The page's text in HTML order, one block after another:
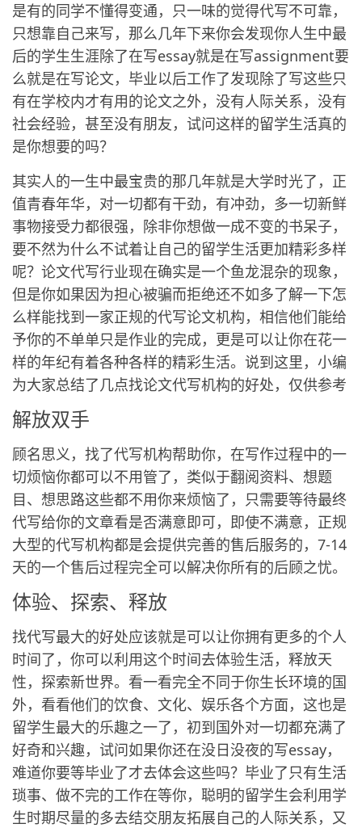
是有的同学不懂得变通，只一味的觉得代写不可靠，
只想靠自己来写，那么几年下来你会发现你人生中最
后的学生生涯除了在写essay就是在写assignment要
么就是在写论文，毕业以后工作了发现除了写这些只
有在学校内才有用的论文之外，没有人际关系，没有
社会经验，甚至没有朋友，试问这样的留学生活真的
是你想要的吗？
其实人的一生中最宝贵的那几年就是大学时光了，正
值青春年华，对一切都有干劲，有冲劲，多一切新鲜
事物接受力都很强，除非你想做一成不变的书呆子，
要不然为什么不试着让自己的留学生活更加精彩多样
呢？论文代写行业现在确实是一个鱼龙混杂的现象，
但是你如果因为担心被骗而拒绝还不如多了解一下怎
么样能找到一家正规的代写论文机构，相信他们能给
予你的不单单只是作业的完成，更是可以让你在花一
样的年纪有着各种各样的精彩生活。说到这里，小编
为大家总结了几点找论文代写机构的好处，仅供参考
解放双手
顾名思义，找了代写机构帮助你，在写作过程中的一
切烦恼你都可以不用管了，类似于翻阅资料、想题
目、想思路这些都不用你来烦恼了，只需要等待最终
代写给你的文章看是否满意即可，即使不满意，正规
大型的代写机构都是会提供完善的售后服务的，7-14
天的一个售后过程完全可以解决你所有的后顾之忧。
体验、探索、释放
找代写最大的好处应该就是可以让你拥有更多的个人
时间了，你可以利用这个时间去体验生活，释放天
性，探索新世界。看一看完全不同于你生长环境的国
外，看看他们的饮食、文化、娱乐各个方面，这也是
留学生最大的乐趣之一了，初到国外对一切都充满了
好奇和兴趣，试问如果你还在没日没夜的写essay，
难道你要等毕业了才去体会这些吗？毕业了只有生活
琐事、做不完的工作在等你，聪明的留学生会利用学
生时期尽量的多去结交朋友拓展自己的人际关系，又